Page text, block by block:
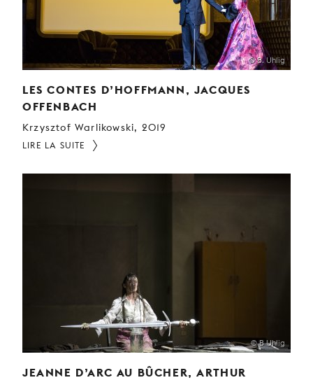
© B. Uhlig
LES CONTES D’HOFFMANN, JACQUES
OFFENBACH
Krzysztof Warlikowski, 2019
LIRE LA SUITE
© B Uhlig
JEANNE D’ARC AU BÛCHER, ARTHUR